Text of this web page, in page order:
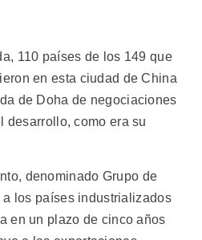
110 países de los 149 que
en esta ciudad de China
de Doha de negociaciones
desarrollo, como era su
denominado Grupo de
a los países industrializados
en un plazo de cinco años